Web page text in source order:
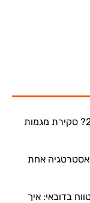
למה בטומי היא יעד ההשקעה החם של 2026? סקירת מגמות
אחת
בדובאי: איך